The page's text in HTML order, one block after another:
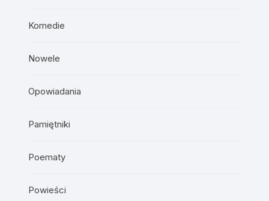
Komedie
Nowele
Opowiadania
Pamiętniki
Poematy
Powieści